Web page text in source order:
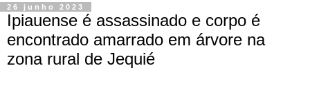
26 junho 2023
Ipiauense é assassinado e corpo é
encontrado amarrado em árvore na
zona rural de Jequié